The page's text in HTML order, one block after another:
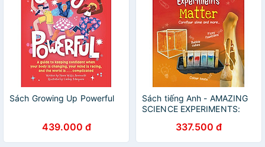
Sách Growing Up Powerful
439.000 đ
Sách tiếng Anh - AMAZING
SCIENCE EXPERIMENTS:
337.500 đ